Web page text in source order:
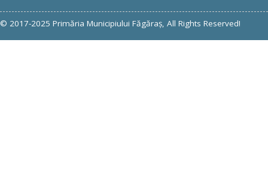
© 2017-2025 Primăria Municipiului Făgăraş, All Rights Reserved!